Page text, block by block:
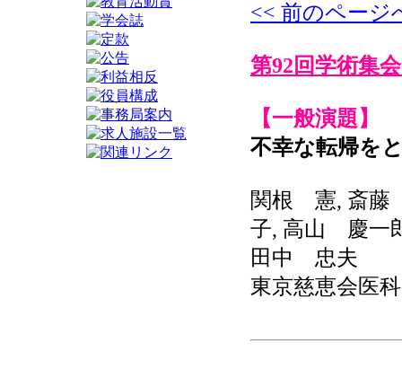
<< 前のページ
第92回学術集会
【一般演題】
不幸な転帰を
関根 憲, 斎
子, 高山 慶一
田中 忠夫
東京慈恵会医